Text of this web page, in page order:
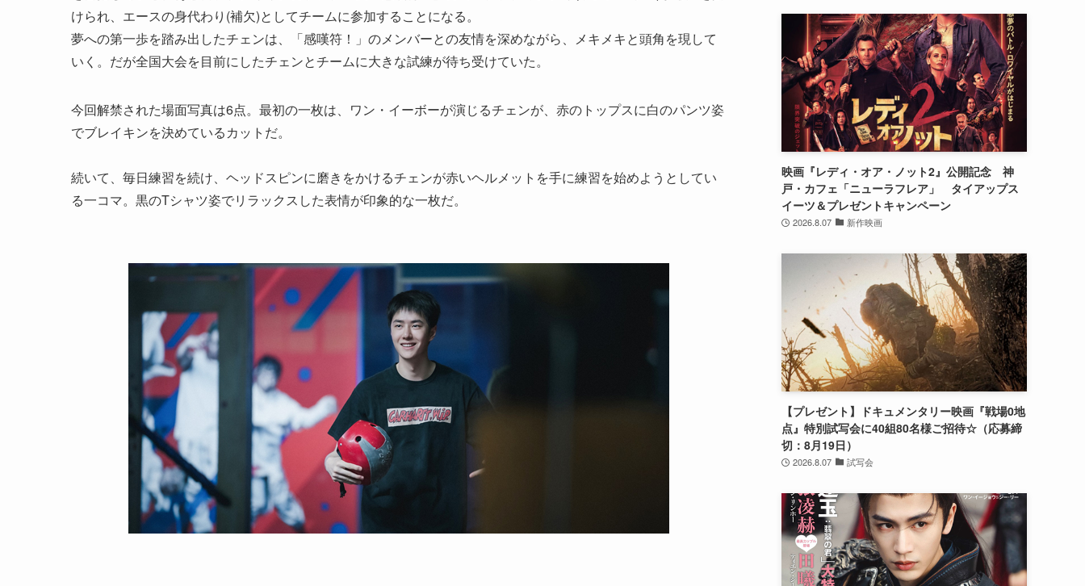
けられ、エースの身代わり(補欠)としてチームに参加することになる。
夢への第一歩を踏み出したチェンは、「感嘆符！」のメンバーとの友情を深めながら、メキメキと頭角を現して
いく。だが全国大会を目前にしたチェンとチームに大きな試練が待ち受けていた。
今回解禁された場面写真は6点。最初の一枚は、ワン・イーボーが演じるチェンが、赤のトップスに白のパンツ姿
でブレイキンを決めているカットだ。
続いて、毎日練習を続け、ヘッドスピンに磨きをかけるチェンが赤いヘルメットを手に練習を始めようとしてい
る一コマ。黒のTシャツ姿でリラックスした表情が印象的な一枚だ。
映画『レディ・オア・ノット2』公開記念 神
戸・カフェ「ニューラフレア」 タイアップス
イーツ＆プレゼントキャンペーン
2026.8.07 新作映画
【プレゼント】ドキュメンタリー映画『戦場0地
点』特別試写会に40組80名様ご招待☆（応募締
切：8月19日）
2026.8.07 試写会